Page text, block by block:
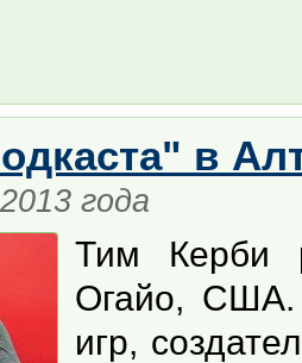
в
года
Тим Керби
Огайо, США.
игр,